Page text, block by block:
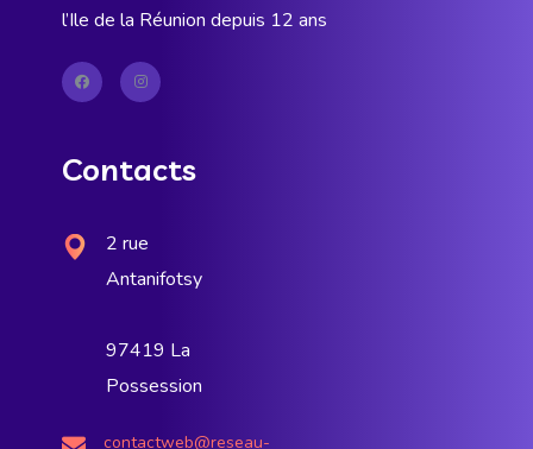
l’Ile de la Réunion depuis 12 ans
Contacts
2 rue
Antanifotsy
97419 La
Possession
contactweb@reseau-